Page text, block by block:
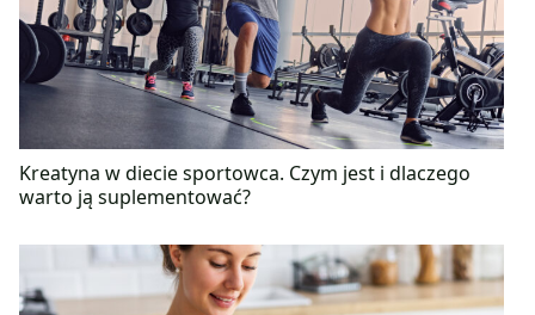
Kreatyna w diecie sportowca. Czym jest i dlaczego
warto ją suplementować?